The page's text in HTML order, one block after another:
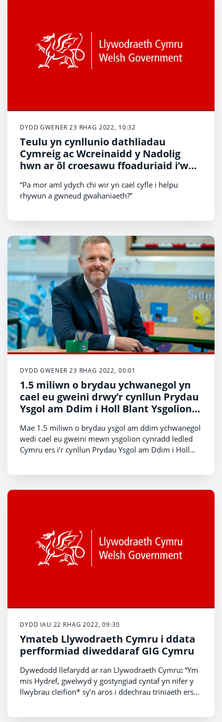
DYDD GWENER 23 RHAG 2022, 10:32
Teulu yn cynllunio dathliadau
Cymreig ac Wcreinaidd y Nadolig
hwn ar ôl croesawu ffoaduriaid i’w
“Pa mor aml ydych chi wir yn cael cyfle i helpu
rhywun a gwneud gwahaniaeth?”
DYDD GWENER 23 RHAG 2022, 00:01
1.5 miliwn o brydau ychwanegol yn
cael eu gweini drwy’r cynllun Prydau
Ysgol am Ddim i Holl Blant Ysgolion
Mae 1.5 miliwn o brydau ysgol am ddim ychwanegol
wedi cael eu gweini mewn ysgolion cynradd ledled
Cymru ers i’r cynllun Prydau Ysgol am Ddim i Holl
DYDD IAU 22 RHAG 2022, 09:30
Ymateb Llywodraeth Cymru i ddata
perfformiad diweddaraf GIG Cymru
Dywedodd llefarydd ar ran Llywodraeth Cymru: “Ym
mis Hydref, gwelwyd y gostyngiad cyntaf yn nifer y
llwybrau cleifion* sy’n aros i ddechrau triniaeth ers